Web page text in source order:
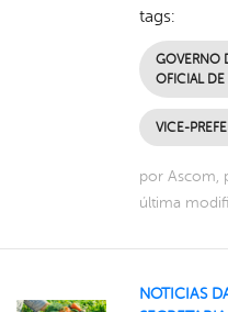
tags:
GOVERNO
OFICIAL DE
VICE-
por Ascom,
última
NOTICIAS